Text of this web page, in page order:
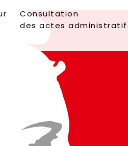
Consultation
des actes